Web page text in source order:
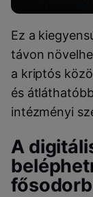
Ez a
távon
a kriptós
és
intézményi
A